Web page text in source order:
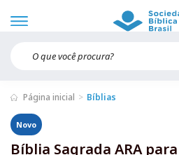
Página inicial Bíblias
Novo
Bíblia Sagrada ARA